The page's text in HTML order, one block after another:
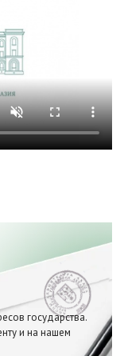
государства.
и на нашем